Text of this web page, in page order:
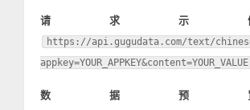
请求示
https://api.gugudata.com/text/
appkey=YOUR_APPKEY&content=YOUR_VALUE
数据预